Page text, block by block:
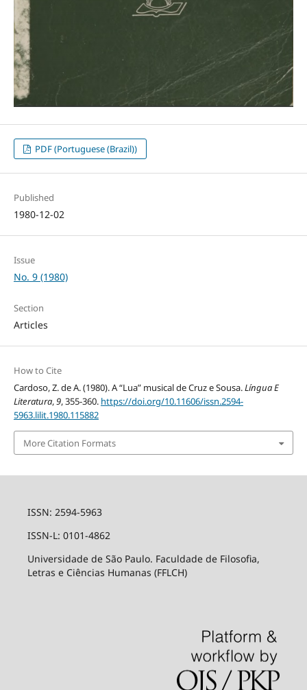
PDF (Portuguese (Brazil))
Published
1980-12-02
Issue
No. 9 (1980)
Section
Articles
How to Cite
Cardoso, Z. de A. (1980). A “Lua” musical de Cruz e Sousa.Língua E
Literatura,9, 355-360. https://doi.org/10.11606/issn.2594-
5963.lilit.1980.115882
More Citation Formats
ISSN: 2594-5963
ISSN-L: 0101-4862
Universidade de São Paulo. Faculdade de Filosofia,
Letras e Ciências Humanas (FFLCH)